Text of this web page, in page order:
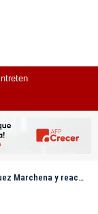
de diálogo nacional sobre migración